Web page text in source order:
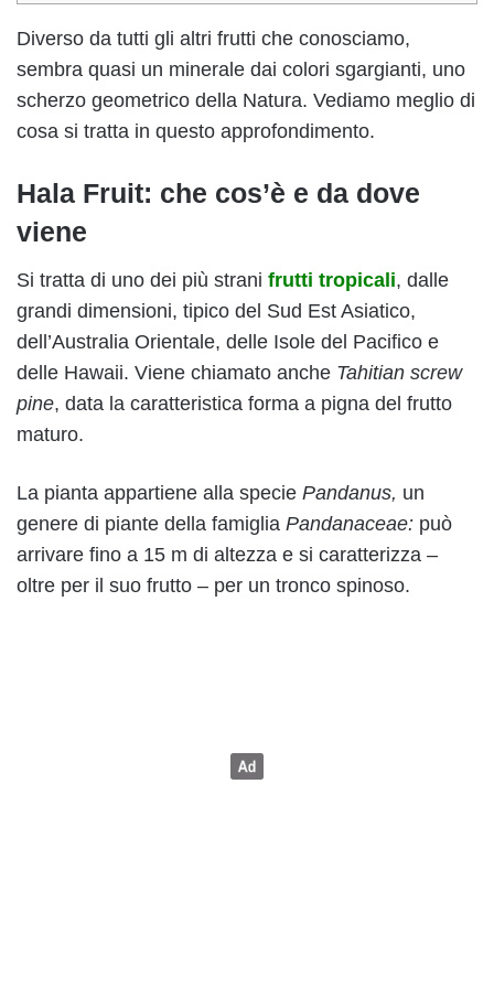
Diverso da tutti gli altri frutti che conosciamo,
sembra quasi un minerale dai colori sgargianti, uno
scherzo geometrico della Natura. Vediamo meglio di
cosa si tratta in questo approfondimento.
Hala Fruit: che cos’è e da dove
viene
Si tratta di uno dei più strani frutti tropicali, dalle
grandi dimensioni, tipico del Sud Est Asiatico,
dell’Australia Orientale, delle Isole del Pacifico e
delle Hawaii. Viene chiamato anche Tahitian screw
pine, data la caratteristica forma a pigna del frutto
maturo.
La pianta appartiene alla specie Pandanus, un
genere di piante della famiglia Pandanaceae: può
arrivare fino a 15 m di altezza e si caratterizza –
oltre per il suo frutto – per un tronco spinoso.